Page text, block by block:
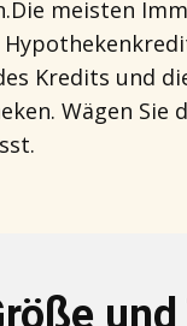
meisten
Kredits und
Wägen Sie